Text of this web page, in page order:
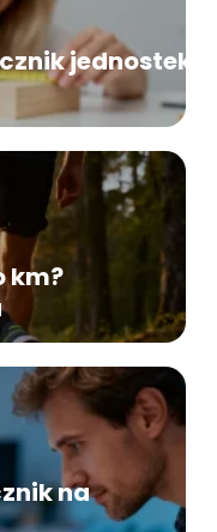
jednostek
km?
na